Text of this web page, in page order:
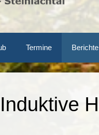
Termine Berichte